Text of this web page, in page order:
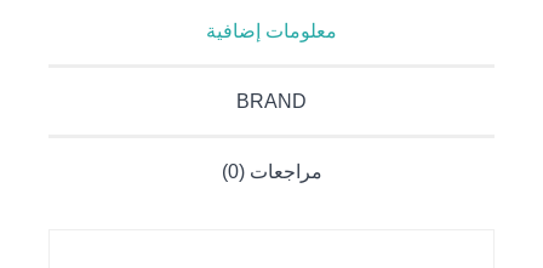
معلومات إضافية
BRAND
مراجعات (0)